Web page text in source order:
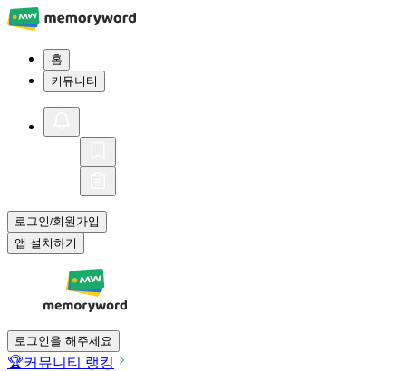
홈
커뮤니티
로그인/회원가입
앱 설치하기
로그인을 해주세요
🏆커뮤니티 랭킹